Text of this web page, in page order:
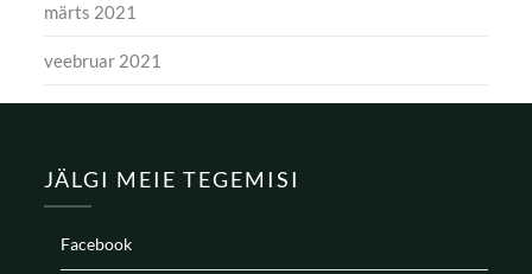
märts 2021
veebruar 2021
JÄLGI MEIE TEGEMISI
Facebook